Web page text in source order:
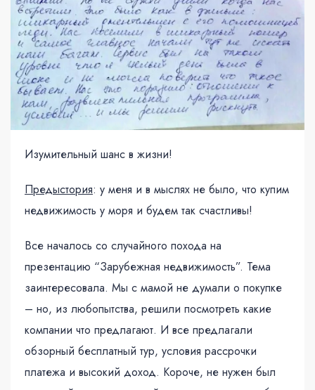
Изумительный шанс в жизни!
Предыстория: у меня и в мыслях не было, что купим
недвижимость у моря и будем так счастливы!
Все началось со случайного похода на
презентацию “Зарубежная недвижимость”. Тема
заинтересовала. Мы с мамой не думали о покупке
– но, из любопытства, решили посмотреть какие
компании что предлагают. И все предлагали
обзорный бесплатный тур, условия рассрочки
платежа и высокий доход. Короче, не нужен был